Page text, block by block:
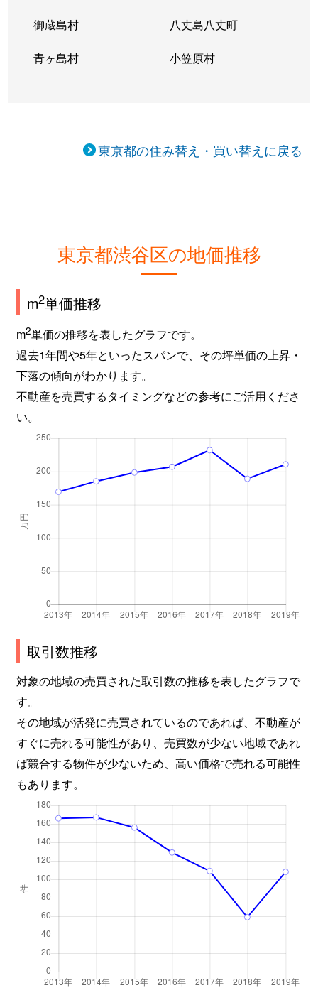
御蔵島村 八丈島八丈町
青ヶ島村 小笠原村
東京都の住み替え・買い替えに戻る
東京都渋谷区の地価推移
m2単価推移
m2単価の推移を表したグラフです。
過去1年間や5年といったスパンで、その坪単価の上昇・
下落の傾向がわかります。
不動産を売買するタイミングなどの参考にご活用くださ
い。
取引数推移
対象の地域の売買された取引数の推移を表したグラフで
す。
その地域が活発に売買されているのであれば、不動産が
すぐに売れる可能性があり、売買数が少ない地域であれ
ば競合する物件が少ないため、高い価格で売れる可能性
もあります。